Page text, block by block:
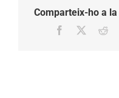
Comparteix-ho a
Facebook